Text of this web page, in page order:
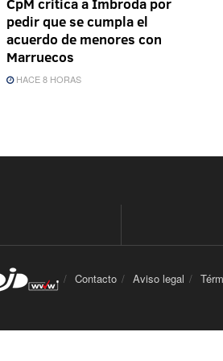
CpM critica a Imbroda por
pedir que se cumpla el
acuerdo de menores con
Marruecos
HACE 8 HORAS
Contacto Aviso legal